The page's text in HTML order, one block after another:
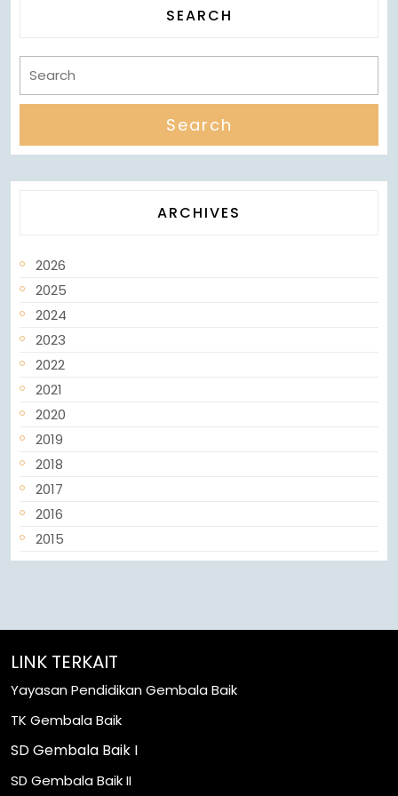
SEARCH
ARCHIVES
2026
2025
2024
2023
2022
2021
2020
2019
2018
2017
2016
2015
LINK TERKAIT
Yayasan Pendidikan Gembala Baik
TK Gembala Baik
SD Gembala Baik I
SD Gembala Baik II